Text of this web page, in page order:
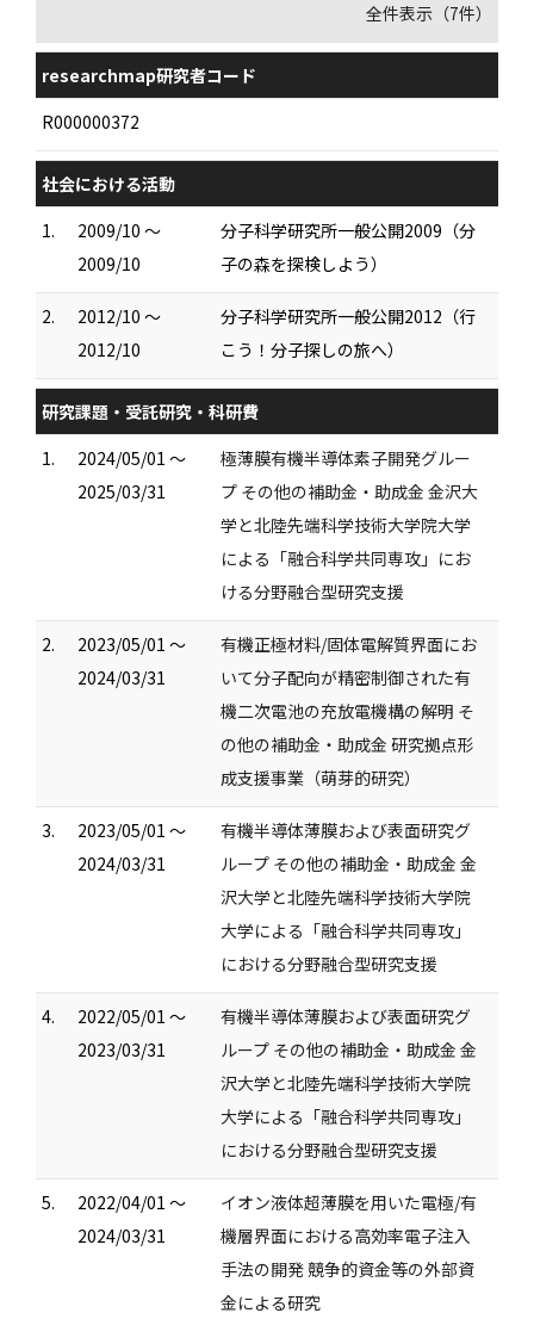
全件表示（7件）
researchmap研究者コード
R000000372
社会における活動
1.
2009/10 ～
2009/10
分子科学研究所一般公開2009（分
子の森を探検しよう）
2.
2012/10 ～
2012/10
分子科学研究所一般公開2012（行
こう！分子探しの旅へ）
研究課題・受託研究・科研費
1.
2024/05/01 ～
2025/03/31
極薄膜有機半導体素子開発グルー
プ その他の補助金・助成金 金沢大
学と北陸先端科学技術大学院大学
による「融合科学共同専攻」にお
ける分野融合型研究支援
2.
2023/05/01 ～
2024/03/31
有機正極材料/固体電解質界面にお
いて分子配向が精密制御された有
機二次電池の充放電機構の解明 そ
の他の補助金・助成金 研究拠点形
成支援事業（萌芽的研究）
3.
2023/05/01 ～
2024/03/31
有機半導体薄膜および表面研究グ
ループ その他の補助金・助成金 金
沢大学と北陸先端科学技術大学院
大学による「融合科学共同専攻」
における分野融合型研究支援
4.
2022/05/01 ～
2023/03/31
有機半導体薄膜および表面研究グ
ループ その他の補助金・助成金 金
沢大学と北陸先端科学技術大学院
大学による「融合科学共同専攻」
における分野融合型研究支援
5.
2022/04/01 ～
2024/03/31
イオン液体超薄膜を用いた電極/有
機層界面における高効率電子注入
手法の開発 競争的資金等の外部資
金による研究